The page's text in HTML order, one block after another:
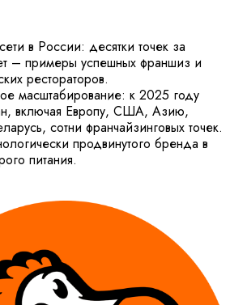
в России: десятки точек за
– примеры успешных франшиз и
рестораторов.
масштабирование: к 2025 году
включая Европу, США, Азию,
сотни франчайзинговых точек.
продвинутого бренда в
питания.